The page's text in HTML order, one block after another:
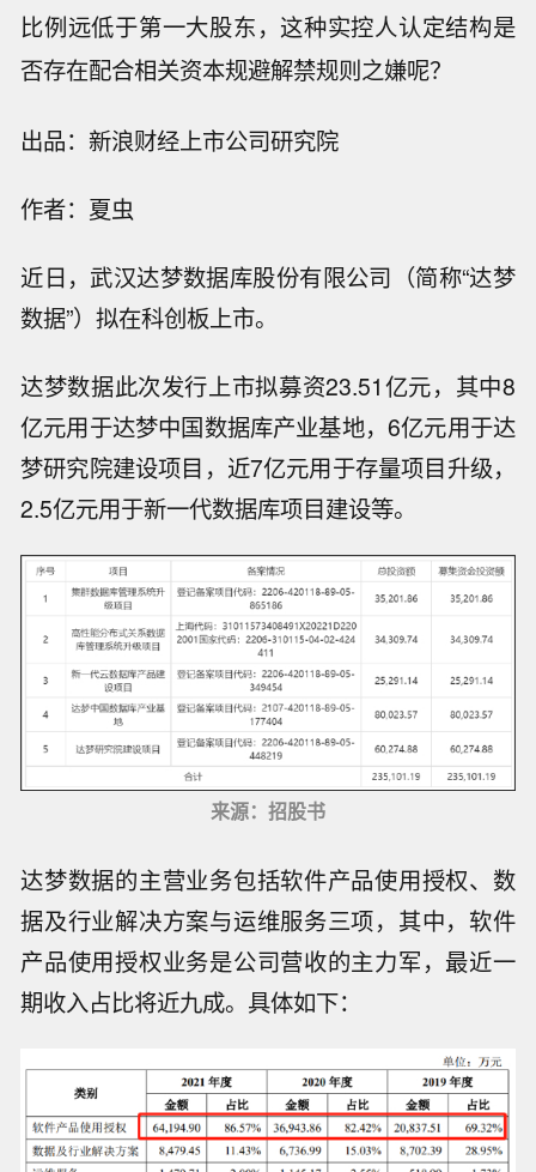
比例远低于第一大股东，这种实控人认定结构是
否存在配合相关资本规避解禁规则之嫌呢？
出品：新浪财经上市公司研究院
作者：夏虫
近日，武汉达梦数据库股份有限公司（简称“达梦
数据”）拟在科创板上市。
达梦数据此次发行上市拟募资23.51亿元，其中8
亿元用于达梦中国数据库产业基地，6亿元用于达
梦研究院建设项目，近7亿元用于存量项目升级，
2.5亿元用于新一代数据库项目建设等。
来源：招股书
达梦数据的主营业务包括软件产品使用授权、数
据及行业解决方案与运维服务三项，其中，软件
产品使用授权业务是公司营收的主力军，最近一
期收入占比将近九成。具体如下：